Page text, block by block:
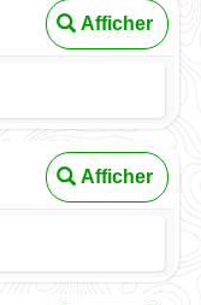
Afficher
Afficher